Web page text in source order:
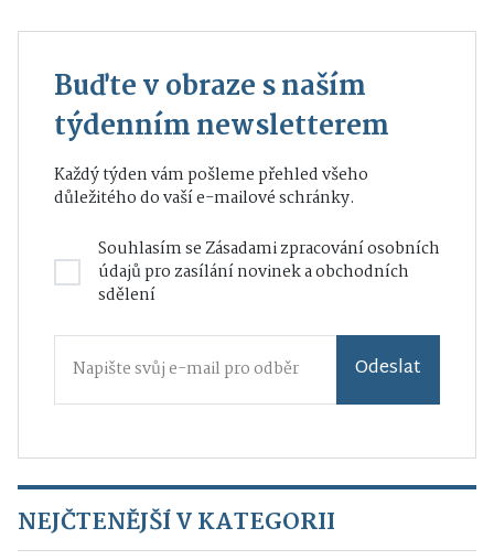
Buďte v obraze s naším
týdenním newsletterem
Každý týden vám pošleme přehled všeho
důležitého do vaší e-mailové schránky.
Souhlasím seZásadami zpracování osobních
údajůpro zasílání novinek a obchodních
sdělení
Odeslat
NEJČTENĚJŠÍ V KATEGORII